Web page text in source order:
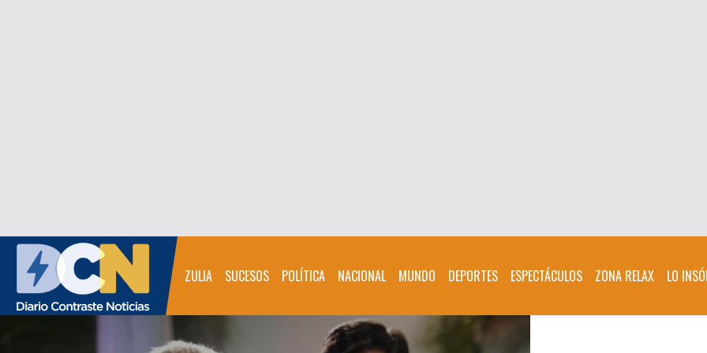
ZULIA SUCESOS POLÍTICA NACIONAL MUNDO DEPORTES ESPECTÁCULOS ZONA RELAX LO